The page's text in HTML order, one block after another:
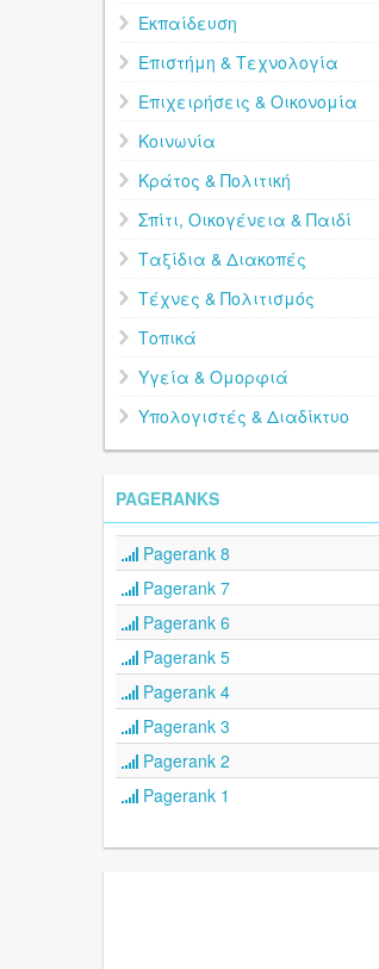
Εκπαίδευση
Επιστήμη & Τεχνολογία
Επιχειρήσεις & Οικονομία
Κοινωνία
Κράτος & Πολιτική
Σπίτι, Οικογένεια & Παιδί
Ταξίδια & Διακοπές
Τέχνες & Πολιτισμός
Τοπικά
Υγεία & Ομορφιά
Υπολογιστές & Διαδίκτυο
PAGERANKS
Pagerank 8
Pagerank 7
Pagerank 6
Pagerank 5
Pagerank 4
Pagerank 3
Pagerank 2
Pagerank 1